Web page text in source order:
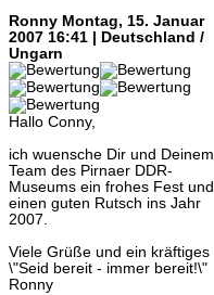
Ronny Montag, 15. Januar
2007 16:41 | Deutschland /
Ungarn
Hallo Conny,
ich wuensche Dir und Deinem
Team des Pirnaer DDR-
Museums ein frohes Fest und
einen guten Rutsch ins Jahr
2007.
Viele Grüße und ein kräftiges
\"Seid bereit - immer bereit!\"
Ronny